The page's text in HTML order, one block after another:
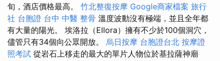
旬，酒店價格最高。 竹北整復按摩 Google商家檔案 旅行
社 台胞證 台中 中醫 整骨 溫度波動沒有極端，並且全年都
有大量的陽光。 埃洛拉（Ellora）擁有不少於100個洞穴，
儘管只有34個向公眾開放。 烏日按摩 台胞證台北 按摩證
照考試 從岩石上移走的最大的單片人物位於基拉薩神廟